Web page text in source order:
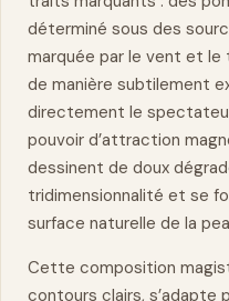
déterminé sous des
marquée par le vent et le
de manière subtilement
directement le
pouvoir d’attraction
dessinent de doux
tridimensionnalité et se
surface naturelle de la
Cette composition
contours clairs, s’adapte